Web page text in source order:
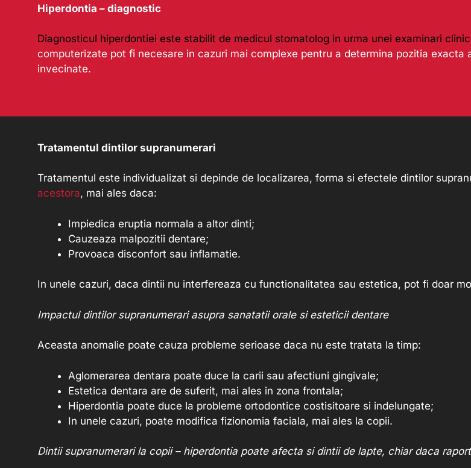
Hiperdontia – diagnostic
Diagnosticul hiperdontiei este stabilit de medicul stomatolog in urma unei examinari
computerizate pot fi necesare in cazuri mai complexe pentru a determina pozitia
invecinate.
Tratamentul dintilor supranumerari
Tratamentul este individualizat si depinde de localizarea, forma si efectele dintilor
acestora, mai ales daca:
Impiedica eruptia normala a altor dinti;
Cauzeaza malpozitii dentare;
Provoaca disconfort sau inflamatie.
In unele cazuri, daca dintii nu interfereaza cu functionalitatea sau estetica, pot fi doar
Impactul dintilor supranumerari asupra sanatatii orale si esteticii dentare
Aceasta anomalie poate cauza probleme serioase daca nu este tratata la timp:
Aglomerarea dentara poate duce la carii sau afectiuni gingivale;
Estetica dentara are de suferit, mai ales in zona frontala;
Hiperdontia poate duce la probleme ortodontice costisitoare si indelungate;
In unele cazuri, poate modifica fizionomia faciala, mai ales la copii.
Dintii supranumerari la copii – hiperdontia poate afecta si dintii de lapte, chiar daca